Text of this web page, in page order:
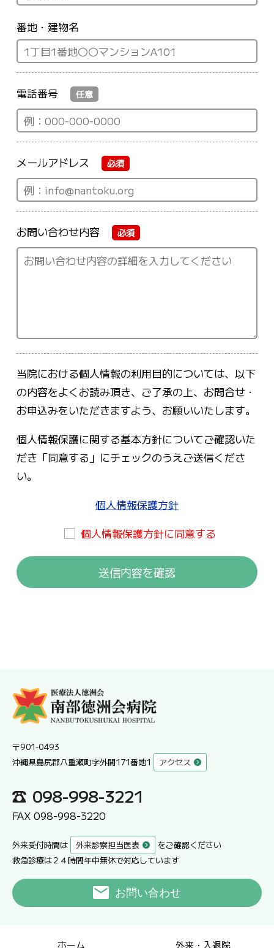
番地・建物名
電話番号 任意
メールアドレス 必須
お問い合わせ内容 必須
当院における個人情報の利用目的については、以下
の内容をよくお読み頂き、ご了承の上、お問合せ・
お申込みをいただきますよう、お願いいたします。
個人情報保護に関する基本方針についてご確認いた
だき「同意する」にチェックのうえご送信くださ
い。
個人情報保護方針
個人情報保護方針に同意する
〒901-0493
沖縄県島尻郡八重瀬町字外間171番地1
アクセス
098-998-3221
FAX 098-998-3220
外来受付時間は 外来診察担当医表
をご確認ください
救急診療は２４時間年中無休で対応しています
お問い合わせ
ホーム 外来・入退院